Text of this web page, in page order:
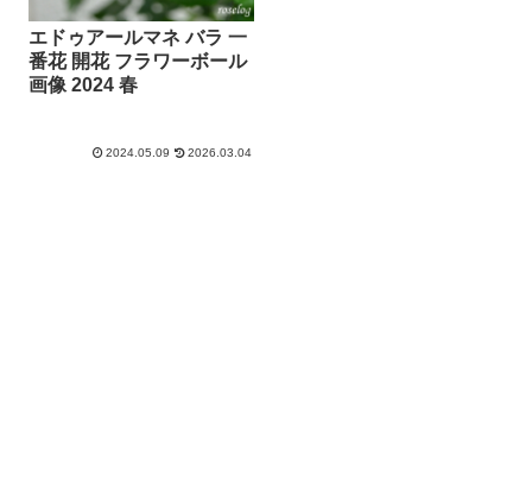
エドゥアールマネ バラ 一
番花 開花 フラワーボール
画像 2024 春
2024.05.09 2026.03.04